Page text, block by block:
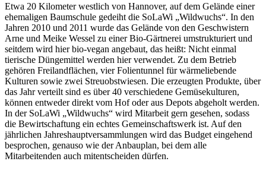
Etwa 20 Kilometer westlich von Hannover, auf dem Gelände einer
ehemaligen Baumschule gedeiht die SoLaWi „Wildwuchs“. In den
Jahren 2010 und 2011 wurde das Gelände von den Geschwistern
Arne und Meike Wessel zu einer Bio-Gärtnerei umstrukturiert und
seitdem wird hier bio-vegan angebaut, das heißt: Nicht einmal
tierische Düngemittel werden hier verwendet. Zu dem Betrieb
gehören Freilandflächen, vier Folientunnel für wärmeliebende
Kulturen sowie zwei Streuobstwiesen. Die erzeugten Produkte, über
das Jahr verteilt sind es über 40 verschiedene Gemüsekulturen,
können entweder direkt vom Hof oder aus Depots abgeholt werden.
In der SoLaWi „Wildwuchs“ wird Mitarbeit gern gesehen, sodass
die Bewirtschaftung ein echtes Gemeinschaftswerk ist. Auf den
jährlichen Jahreshauptversammlungen wird das Budget eingehend
besprochen, genauso wie der Anbauplan, bei dem alle
Mitarbeitenden auch mitentscheiden dürfen.